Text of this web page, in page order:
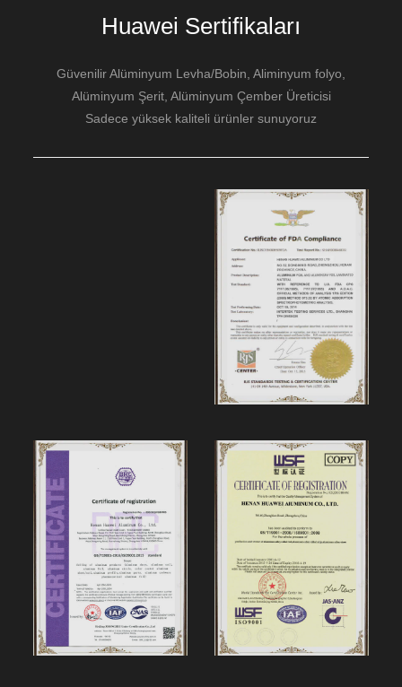
yükseltilmiş kaburga bulunmasıdır.
baklavalı kalın sac olarak da bilinir, bir tarafı
haddelenmiş levha türüdür.
Huawei Sertifikaları
Güvenilir Alüminyum Levha/Bobin, Aliminyum folyo,
Alüminyum Şerit, Alüminyum Çember Üreticisi
Sadece yüksek kaliteli ürünler sunuyoruz